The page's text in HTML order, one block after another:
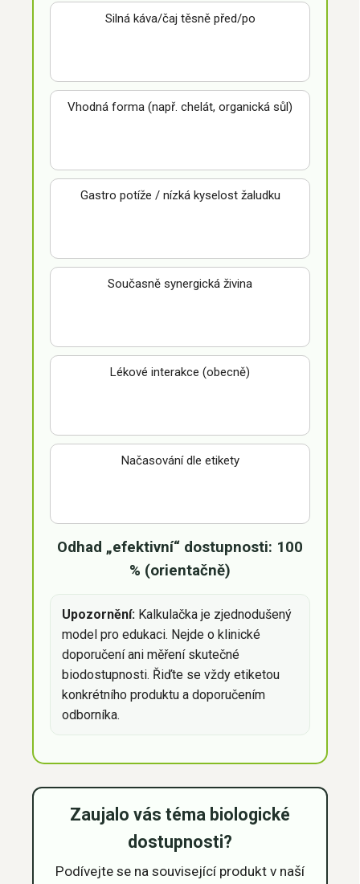
Silná káva/čaj těsně před/po
Vhodná forma (např. chelát, organická sůl)
Gastro potíže / nízká kyselost žaludku
Současně synergická živina
Lékové interakce (obecně)
Načasování dle etikety
Odhad „efektivní“ dostupnosti: 100
% (orientačně)
Upozornění: Kalkulačka je zjednodušený
model pro edukaci. Nejde o klinické
doporučení ani měření skutečné
biodostupnosti. Řiďte se vždy etiketou
konkrétního produktu a doporučením
odborníka.
Zaujalo vás téma biologické
dostupnosti?
Podívejte se na související produkt v naší